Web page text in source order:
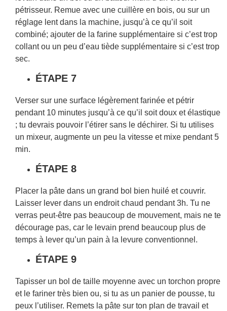
pétrisseur. Remue avec une cuillère en bois, ou sur un
réglage lent dans la machine, jusqu’à ce qu’il soit
combiné; ajouter de la farine supplémentaire si c’est trop
collant ou un peu d’eau tiède supplémentaire si c’est trop
sec.
ÉTAPE 7
Verser sur une surface légèrement farinée et pétrir
pendant 10 minutes jusqu’à ce qu’il soit doux et élastique
; tu devrais pouvoir l’étirer sans le déchirer. Si tu utilises
un mixeur, augmente un peu la vitesse et mixe pendant 5
min.
ÉTAPE 8
Placer la pâte dans un grand bol bien huilé et couvrir.
Laisser lever dans un endroit chaud pendant 3h. Tu ne
verras peut-être pas beaucoup de mouvement, mais ne te
décourage pas, car le levain prend beaucoup plus de
temps à lever qu’un pain à la levure conventionnel.
ÉTAPE 9
Tapisser un bol de taille moyenne avec un torchon propre
et le fariner très bien ou, si tu as un panier de pousse, tu
peux l’utiliser. Remets la pâte sur ton plan de travail et